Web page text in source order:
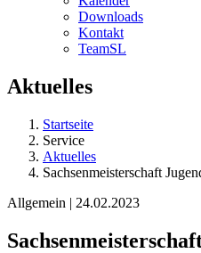
Downloads
Kontakt
TeamSL
Aktuelles
Startseite
Service
Aktuelles
Sachsenmeisterschaft
Allgemein | 24.02.2023